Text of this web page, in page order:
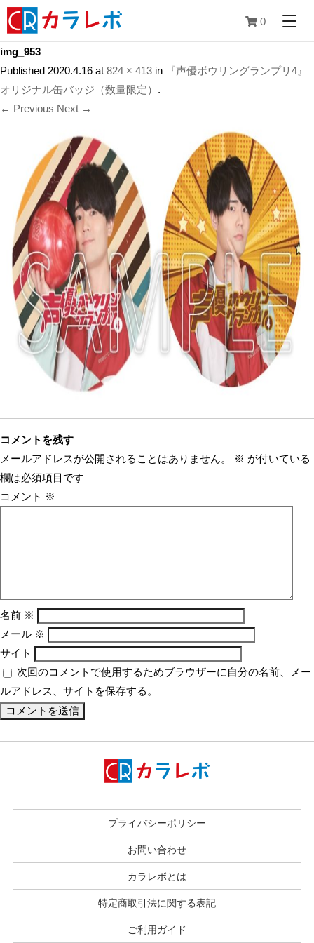
0
img_953
Published 2020.4.16 at 824 × 413 in
『声優ボウリングランプリ4』
オリジナル缶バッジ（数量限定） .
← Previous Next →
コメントを残す
メールアドレスが公開されることはありません。
※ が付いている
欄は必須項目です
コメント ※
名前 ※
メール ※
サイト
次回のコメントで使用するためブラウザーに自分の名前、メー
ルアドレス、サイトを保存する。
プライバシーポリシー
お問い合わせ
カラレボとは
特定商取引法に関する表記
ご利用ガイド